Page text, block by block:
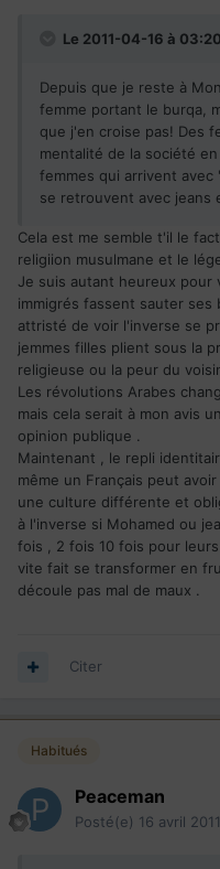
Le 2011-04-16 à
Depuis que je reste à
femme portant le burqa,
que j'en croise pas! Des
mentalité de la société
femmes qui arrivent avec
se retrouvent avec jeans
Cela est me semble t'il le
religiion musulmane et le
Je suis autant heureux pour
immigrés fassent sauter
attristé de voir l'inverse se
jemmes filles plient sous la
religieuse ou la peur du
Les révolutions Arabes
mais cela serait à mon avis
opinion publique .
Maintenant , le repli
même un Français peut
une culture différente et
à l'inverse si Mohamed ou
fois , 2 fois 10 fois pour
vite fait se transformer en
découle pas mal de maux .
Citer
Habitués
Peaceman
Posté(e) 16 avril 2011